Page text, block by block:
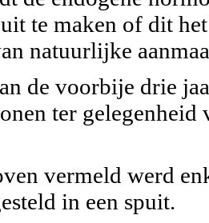
te maken of dit
natuurlijke
de voorbije drie
ter gelegenheid
vermeld werd
in een spuit.